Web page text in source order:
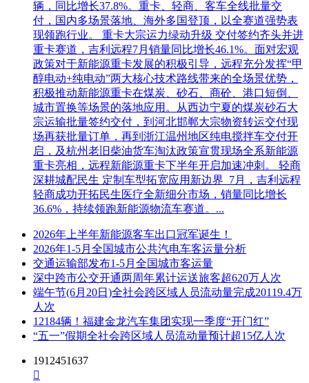
辆，同比增长37.8%。重卡、轻商、客车全线批量交
付，国内多场景落地、海外多国登顶，以全赛道强势表
现领跑行业。 重卡大宗运力绿动升级 交付签约齐头并进
重卡赛道，吉利远程7月销量同比增长46.1%。面对宏观
政策对于新能源重卡发展的积极引导，远程充分发挥“甲
醇电动+纯电动”两大核心技术路线带来的全场景优势，
积极推动新能源重卡在煤炭、砂石、商砼、港口短倒、
城市置换等场景的落地应用。从西边宁夏的煤炭砂石大
宗运输批量签约交付，到河北邯郸大宗物资转运交付现
场再获批量订单，再到浙江温州地区纯电搅拌车交付开
启，及杭州老旧柴油货车淘汰政策宣贯现场全系新能源
重卡亮相，远程新能源重卡下半年开启加速冲刺。 轻商
深耕城配民生 定制车型拓宽应用新边界 7月，吉利远程
轻商成功开拓民生医疗全新细分市场，销量同比增长
36.6%，持续领跑新能源物流车赛道。...
2026年上半年新能源客车出口冠军诞生！
2026年1-5月全国城市公共汽电车客运量分析
交通运输部发布1-5月全国城市客运量
深中跨市公交开通两周年累计运送旅客超620万人次
端午节(6月20日)全社会跨区域人员流动量完成20119.4万
人次
12184辆！福建金龙汽车集团实现一季度“开门红”
“五一”假期全社会跨区域人员流动量预计超15亿人次
1912451637
